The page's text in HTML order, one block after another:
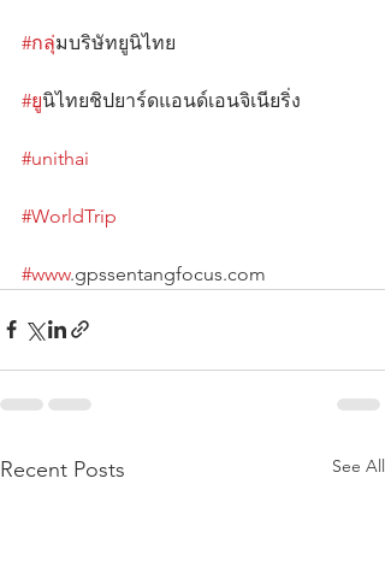
#กลุ่มบริษัทยูนิไทย
#ยูนิไทยชิปยาร์ดแอนด์เอนจิเนียริ่ง
#unithai
#WorldTrip
#www.gpssentangfocus.com
Recent Posts See All